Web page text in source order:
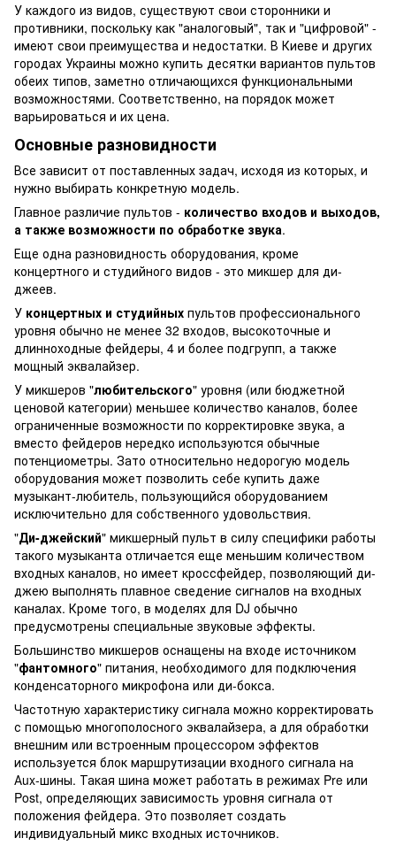
У каждого из видов, существуют свои сторонники и
противники, поскольку как "аналоговый", так и "цифровой" -
имеют свои преимущества и недостатки. В Киеве и других
городах Украины можно купить десятки вариантов пультов
обеих типов, заметно отличающихся функциональными
возможностями. Соответственно, на порядок может
варьироваться и их цена.
Основные разновидности
Все зависит от поставленных задач, исходя из которых, и
нужно выбирать конкретную модель.
Главное различие пультов - количество входов и выходов,
а также возможности по обработке звука.
Еще одна разновидность оборудования, кроме
концертного и студийного видов - это микшер для ди-
джеев.
У концертных и студийных пультов профессионального
уровня обычно не менее 32 входов, высокоточные и
длинноходные фейдеры, 4 и более подгрупп, а также
мощный эквалайзер.
У микшеров "любительского" уровня (или бюджетной
ценовой категории) меньшее количество каналов, более
ограниченные возможности по корректировке звука, а
вместо фейдеров нередко используются обычные
потенциометры. Зато относительно недорогую модель
оборудования может позволить себе купить даже
музыкант-любитель, пользующийся оборудованием
исключительно для собственного удовольствия.
"Ди-джейский" микшерный пульт в силу специфики работы
такого музыканта отличается еще меньшим количеством
входных каналов, но имеет кроссфейдер, позволяющий ди-
джею выполнять плавное сведение сигналов на входных
каналах. Кроме того, в моделях для DJ обычно
предусмотрены специальные звуковые эффекты.
Большинство микшеров оснащены на входе источником
"фантомного" питания, необходимого для подключения
конденсаторного микрофона или ди-бокса.
Частотную характеристику сигнала можно корректировать
с помощью многополосного эквалайзера, а для обработки
внешним или встроенным процессором эффектов
используется блок маршрутизации входного сигнала на
Аux-шины. Такая шина может работать в режимах Pre или
Post, определяющих зависимость уровня сигнала от
положения фейдера. Это позволяет создать
индивидуальный микс входных источников.